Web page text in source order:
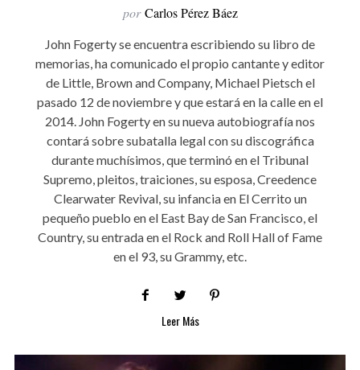
por Carlos Pérez Báez
John Fogerty se encuentra escribiendo su libro de
memorias, ha comunicado el propio cantante y editor
de Little, Brown and Company, Michael Pietsch el
pasado 12 de noviembre y que estará en la calle en el
2014. John Fogerty en su nueva autobiografía nos
contará sobre subatalla legal con su discográfica
durante muchísimos, que terminó en el Tribunal
Supremo, pleitos, traiciones, su esposa, Creedence
Clearwater Revival, su infancia en El Cerrito un
pequeño pueblo en el East Bay de San Francisco, el
Country, su entrada en el Rock and Roll Hall of Fame
en el 93, su Grammy, etc.
Leer Más